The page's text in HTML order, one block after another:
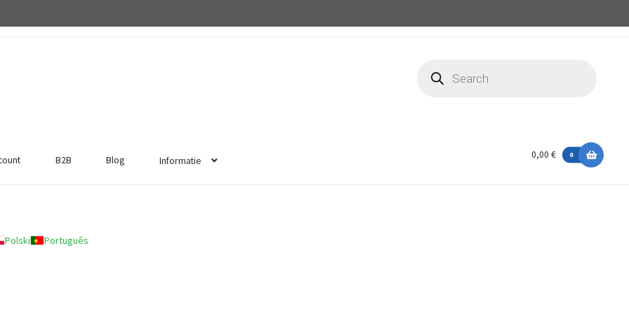
zoeken
B2B Blog Informatie
0,00 € 0
Polski Português